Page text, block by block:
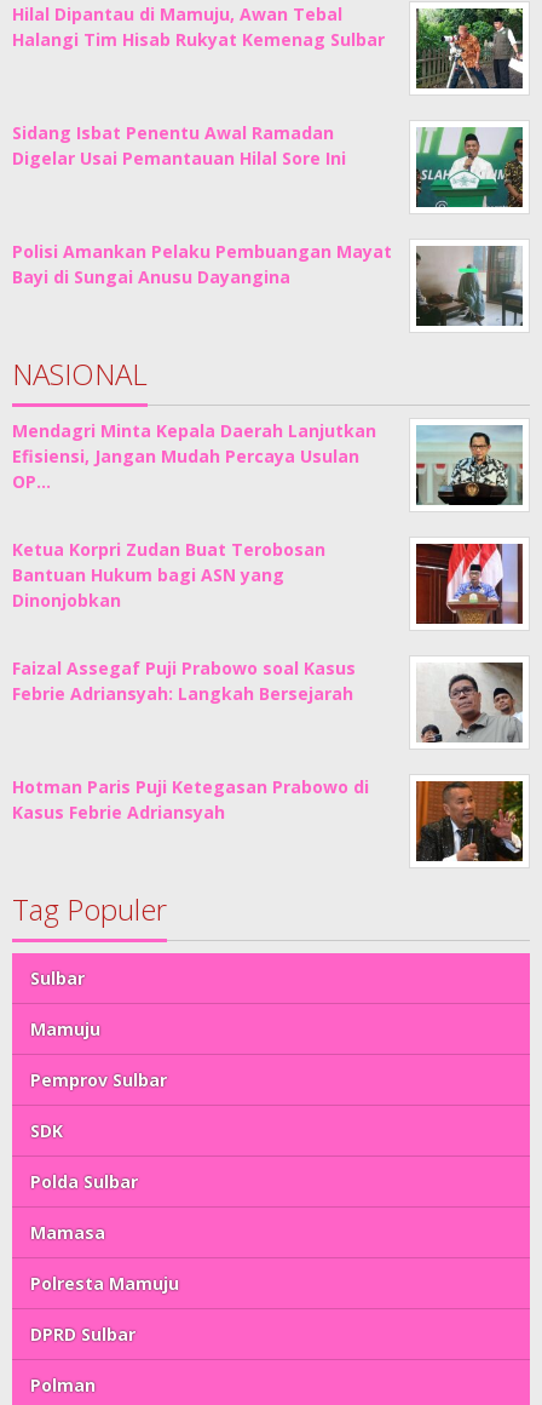
Hilal Dipantau di Mamuju, Awan Tebal
Halangi Tim Hisab Rukyat Kemenag Sulbar
Sidang Isbat Penentu Awal Ramadan
Digelar Usai Pemantauan Hilal Sore Ini
Polisi Amankan Pelaku Pembuangan Mayat
Bayi di Sungai Anusu Dayangina
NASIONAL
Mendagri Minta Kepala Daerah Lanjutkan
Efisiensi, Jangan Mudah Percaya Usulan
OP…
Ketua Korpri Zudan Buat Terobosan
Bantuan Hukum bagi ASN yang
Dinonjobkan
Faizal Assegaf Puji Prabowo soal Kasus
Febrie Adriansyah: Langkah Bersejarah
Hotman Paris Puji Ketegasan Prabowo di
Kasus Febrie Adriansyah
Tag Populer
Sulbar
Mamuju
Pemprov Sulbar
SDK
Polda Sulbar
Mamasa
Polresta Mamuju
DPRD Sulbar
Polman